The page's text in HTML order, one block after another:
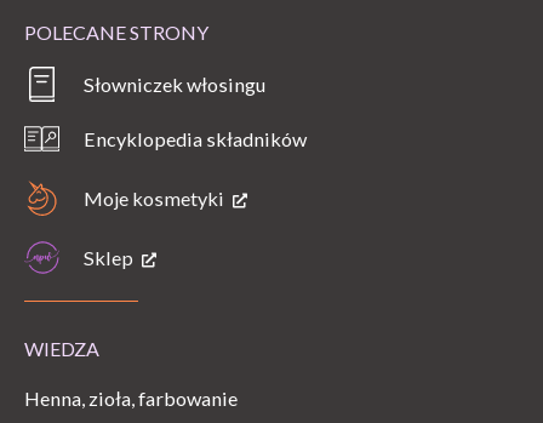
POLECANE STRONY
Słowniczek włosingu
Encyklopedia składników
Moje kosmetyki
Sklep
WIEDZA
Henna, zioła, farbowanie